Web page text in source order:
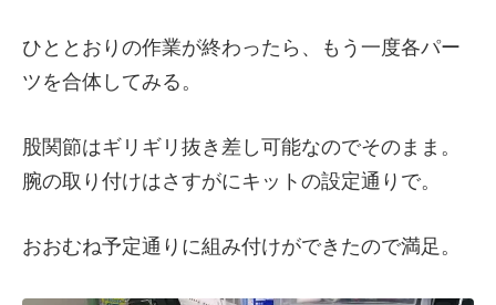
ひととおりの作業が終わったら、もう一度各パー
ツを合体してみる。
股関節はギリギリ抜き差し可能なのでそのまま。
腕の取り付けはさすがにキットの設定通りで。
おおむね予定通りに組み付けができたので満足。